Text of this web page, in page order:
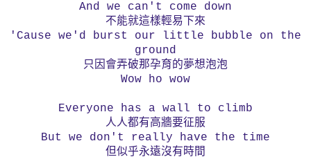
And we can't come down
不能就這樣輕易下來
'Cause we'd burst our little bubble on the
ground
只因會弄破那孕育的夢想泡泡
Wow ho wow
Everyone has a wall to climb
人人都有高牆要征服
But we don't really have the time
但似乎永遠沒有時間